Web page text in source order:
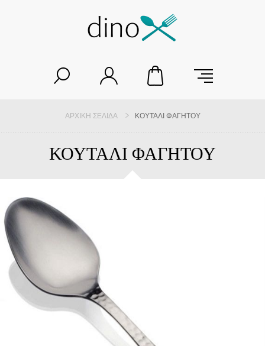
ΑΡΧΙΚΉ ΣΕΛΊΔΑ ΚΟΥΤΑΛΙ ΦΑΓΗΤΟΥ
ΚΟΥΤΑΛΙ ΦΑΓΗΤΟΥ